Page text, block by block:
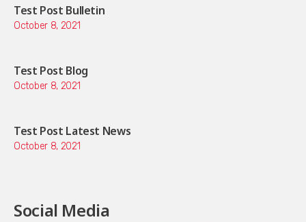
Test Post Bulletin
October 8, 2021
Test Post Blog
October 8, 2021
Test Post Latest News
October 8, 2021
Social Media